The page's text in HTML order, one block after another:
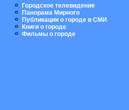
Городское телевидение
Панорама Мирного
Публикации о городе в СМИ
Книги о городе
Фильмы о городе